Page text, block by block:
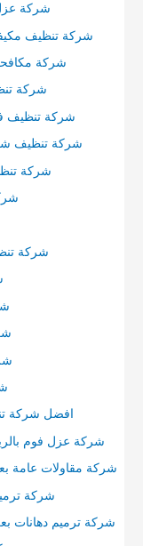
شركة عزل
شركة تنظيف
شركة
شركة
شركة تنظيف
شركة تنظيف
شركة
شركة تنظيف
افضل شركة تنظيف
شركة عزل فوم بالرياض خصم 35%
شركة مقاولات عامة بعرعر خصم 35 %
شركة
شركة ترميم دهانات بعرعر خصم 35 %